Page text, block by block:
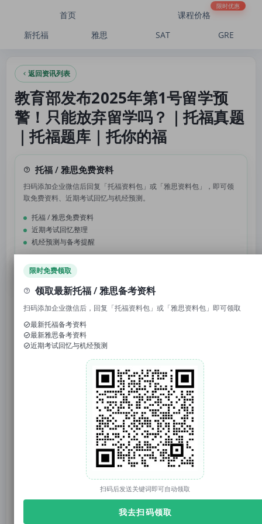
教育部发布2025年第1号留学预警！只能放弃留学吗？｜托福真题｜托福题库｜托你
首页 课程价格
限时优惠
新托福 雅思 SAT GRE
返回资讯列表
教育部发布2025年第1号留学预
警！只能放弃留学吗？｜托福真题
｜托福题库｜托你的福
托福 / 雅思免费资料
扫码添加企业微信后回复「托福资料包」或「雅思资料包」，即可领
取免费资料、近期考试回忆与机经预测。
托福 / 雅思免费资料
近期考试回忆整理
机经预测与备考提醒
原创 托你的福_小福 托你的福
2025年04月10日 14:01
托你的福
3785篇原创内容
”，免费参加托福真题模考
托福98
”，获得雅思成绩换算
2025
自从美国总统大选落下帷幕，即将赴美留学和即将开
限时免费领取
领取最新托福 / 雅思备考资料
扫码添加企业微信后，回复「托福资料包」或「雅思资料包」即可领取
最新托福备考资料
最新雅思备考资料
近期考试回忆与机经预测
扫码后发送关键词即可自动领取
我去扫码领取